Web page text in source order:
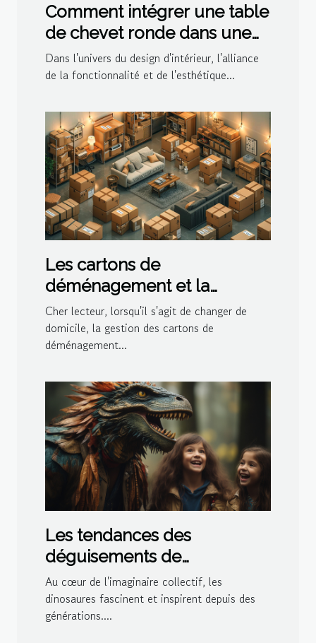
Comment intégrer une table
de chevet ronde dans une
décoration moderne
Dans l'univers du design d'intérieur, l'alliance
de la fonctionnalité et de l'esthétique...
Les cartons de
déménagement et la
gestion de l'espace dans le
logement
Cher lecteur, lorsqu'il s'agit de changer de
domicile, la gestion des cartons de
déménagement...
Les tendances des
déguisements de
dinosaures pour les fêtes à
thème en 2023
Au cœur de l'imaginaire collectif, les
dinosaures fascinent et inspirent depuis des
générations....